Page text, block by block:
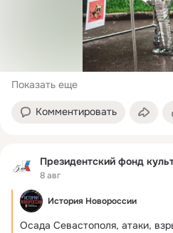
Показать еще
Комментировать
Президентский фонд
8 авг
История Новороссии
Осада Севастополя, атаки,